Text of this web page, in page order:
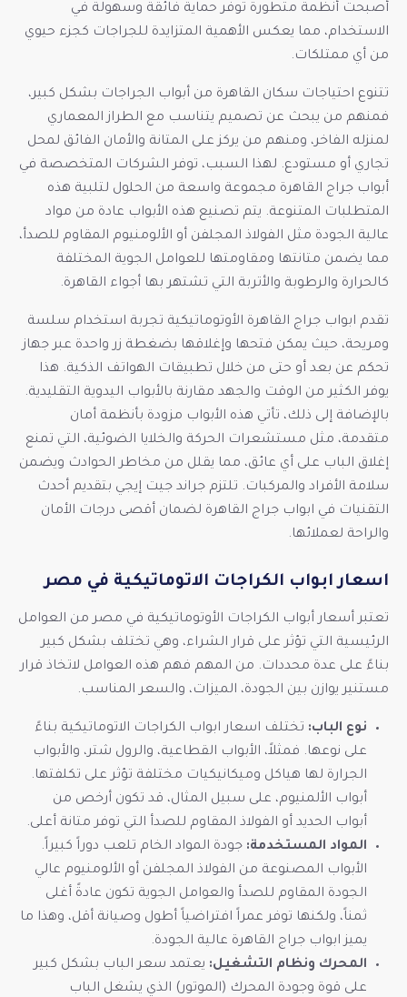
أصبحت أنظمة متطورة توفر حماية فائقة وسهولة في
الاستخدام، مما يعكس الأهمية المتزايدة للجراجات كجزء حيوي
من أي ممتلكات.
تتنوع احتياجات سكان القاهرة من أبواب الجراجات بشكل كبير،
فمنهم من يبحث عن تصميم يتناسب مع الطراز المعماري
لمنزله الفاخر، ومنهم من يركز على المتانة والأمان الفائق لمحل
تجاري أو مستودع. لهذا السبب، توفر الشركات المتخصصة في
أبواب جراج القاهرة مجموعة واسعة من الحلول لتلبية هذه
المتطلبات المتنوعة. يتم تصنيع هذه الأبواب عادة من مواد
عالية الجودة مثل الفولاذ المجلفن أو الألومنيوم المقاوم للصدأ،
مما يضمن متانتها ومقاومتها للعوامل الجوية المختلفة
كالحرارة والرطوبة والأتربة التي تشتهر بها أجواء القاهرة.
تقدم ابواب جراج القاهرة الأوتوماتيكية تجربة استخدام سلسة
ومريحة، حيث يمكن فتحها وإغلاقها بضغطة زر واحدة عبر جهاز
تحكم عن بعد أو حتى من خلال تطبيقات الهواتف الذكية. هذا
يوفر الكثير من الوقت والجهد مقارنة بالأبواب اليدوية التقليدية.
بالإضافة إلى ذلك، تأتي هذه الأبواب مزودة بأنظمة أمان
متقدمة، مثل مستشعرات الحركة والخلايا الضوئية، التي تمنع
إغلاق الباب على أي عائق، مما يقلل من مخاطر الحوادث ويضمن
سلامة الأفراد والمركبات. تلتزم جراند جيت إيجي بتقديم أحدث
التقنيات في ابواب جراج القاهرة لضمان أقصى درجات الأمان
والراحة لعملائها.
اسعار ابواب الكراجات الاتوماتيكية في مصر
تعتبر أسعار أبواب الكراجات الأوتوماتيكية في مصر من العوامل
الرئيسية التي تؤثر على قرار الشراء، وهي تختلف بشكل كبير
بناءً على عدة محددات. من المهم فهم هذه العوامل لاتخاذ قرار
مستنير يوازن بين الجودة، الميزات، والسعر المناسب.
نوع الباب: تختلف اسعار ابواب الكراجات الاتوماتيكية بناءً
على نوعها. فمثلاً، الأبواب القطاعية، والرول شتر، والأبواب
الجرارة لها هياكل وميكانيكيات مختلفة تؤثر على تكلفتها.
أبواب الألمنيوم، على سبيل المثال، قد تكون أرخص من
أبواب الحديد أو الفولاذ المقاوم للصدأ التي توفر متانة أعلى.
المواد المستخدمة: جودة المواد الخام تلعب دوراً كبيراً.
الأبواب المصنوعة من الفولاذ المجلفن أو الألومنيوم عالي
الجودة المقاوم للصدأ والعوامل الجوية تكون عادةً أغلى
ثمناً، ولكنها توفر عمراً افتراضياً أطول وصيانة أقل، وهذا ما
يميز ابواب جراج القاهرة عالية الجودة.
المحرك ونظام التشغيل: يعتمد سعر الباب بشكل كبير
على قوة وجودة المحرك (الموتور) الذي يشغل الباب